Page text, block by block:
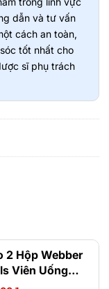
dẫn và tư vấn
cách an toàn,
tốt nhất cho
sĩ phụ trách
- 23%
2 Hộp Webber
Viên Uống
Dàng Hấp